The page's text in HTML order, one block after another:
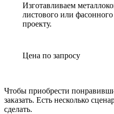
Изготавливаем
листового или
проекту.
Цена по запросу
Чтобы приобрести
заказать. Есть несколько
сделать.